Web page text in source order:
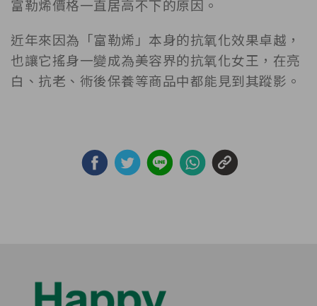
富勒烯價格一直居高不下的原因。
近年來因為「富勒烯」本身的抗氧化效果卓越，
也讓它搖身一變成為美容界的抗氧化女王，在亮
白、抗老、術後保養等商品中都能見到其蹤影。